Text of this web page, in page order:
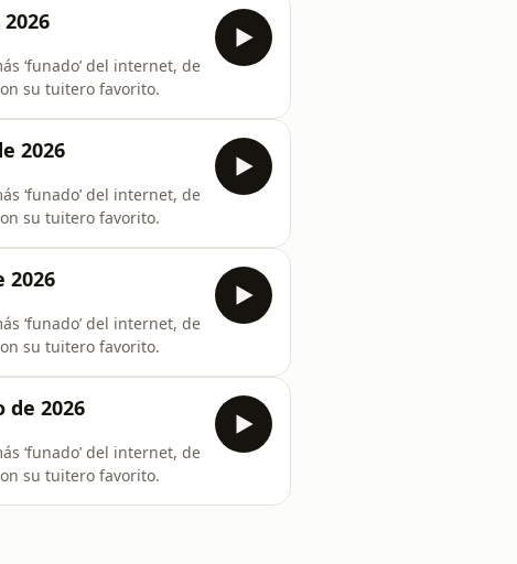
‘funado’ del internet, de
su tuitero favorito.
2026
‘funado’ del internet, de
su tuitero favorito.
2026
‘funado’ del internet, de
su tuitero favorito.
de 2026
‘funado’ del internet, de
su tuitero favorito.